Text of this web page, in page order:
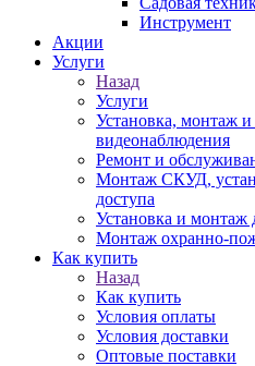
Инструмент
Акции
Услуги
Назад
Услуги
Установка, монтаж
видеонаблюдения
Ремонт и
Монтаж СКУД,
доступа
Установка и монтаж
Монтаж охранно-
Как купить
Назад
Как купить
Условия оплаты
Условия доставки
Оптовые поставки